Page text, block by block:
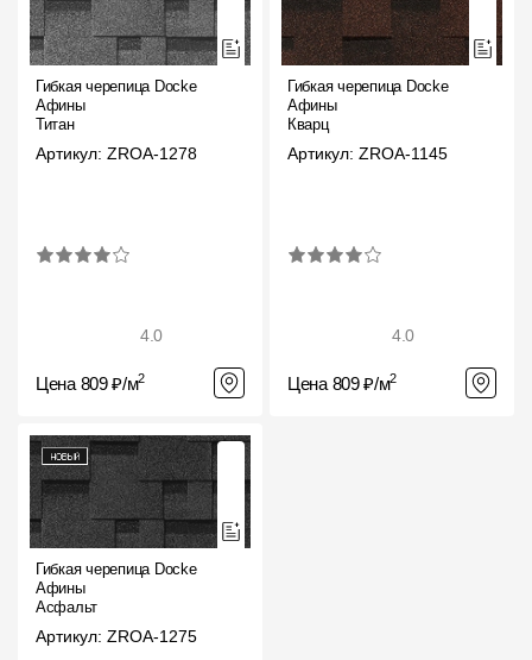
Гибкая черепица Docke
Афины
Титан
Артикул: ZROA-1278
4.0
Цена 809 ₽/м2
Гибкая черепица Docke
Афины
Кварц
Артикул: ZROA-1145
4.0
Цена 809 ₽/м2
Гибкая черепица Docke
Афины
Асфальт
Артикул: ZROA-1275